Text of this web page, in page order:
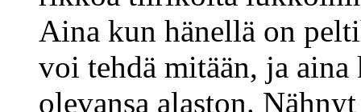
Aina kun hänellä on
voi tehdä mitään, ja
olevansa alaston.